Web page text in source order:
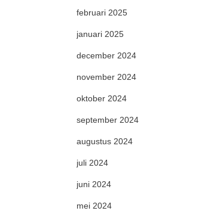
februari 2025
januari 2025
december 2024
november 2024
oktober 2024
september 2024
augustus 2024
juli 2024
juni 2024
mei 2024